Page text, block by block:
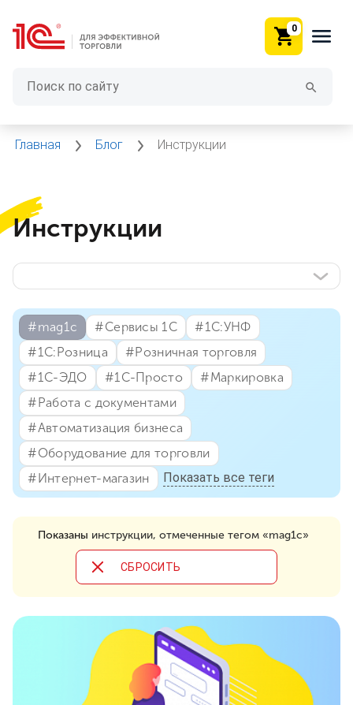
0
Главная Блог Инструкции
Инструкции
#⁣mag1c #⁣Сервисы 1С
#⁣1С:УНФ
#⁣1С:Розница
#⁣Розничная торговля
#⁣1С-ЭДО
#⁣1С-Просто
#⁣Маркировка
#⁣Работа с документами
#⁣Автоматизация бизнеса
#⁣Оборудование для торговли
#⁣Интернет-магазин
Показать все теги
Показаны инструкции, отмеченные тегом «mag1c»
CБРОСИТЬ